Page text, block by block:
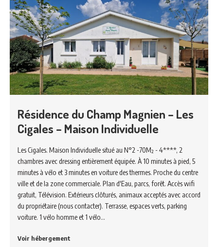
Résidence du Champ Magnien – Les
Cigales – Maison Individuelle
Les Cigales. Maison Individuelle situé au N°2 -70M² - 4****, 2
chambres avec dressing entièrement équipée. À 10 minutes à pied, 5
minutes à vélo et 3 minutes en voiture des thermes. Proche du centre
ville et de la zone commerciale. Plan d'Eau, parcs, forêt. Accès wifi
gratuit, Télévision. Extérieurs clôturés, animaux acceptés avec accord
du propriétaire (nous contacter). Terrasse, espaces verts, parking
voiture. 1 vélo homme et 1 vélo…
Voir hébergement